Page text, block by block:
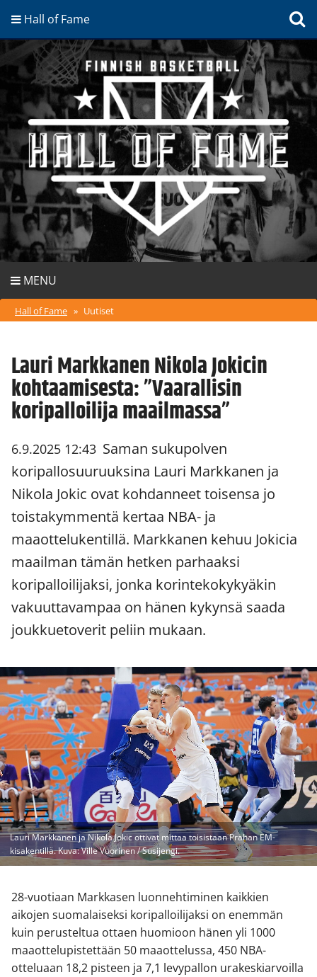
Hall of Fame
MENU
Hall of Fame » Uutiset
Lauri Markkanen Nikola Jokicin
kohtaamisesta: ”Vaarallisin
koripalloilija maailmassa”
6.9.2025 12:43 Saman sukupolven
koripallosuuruuksina Lauri Markkanen ja
Nikola Jokic ovat kohdanneet toisensa jo
toistakymmentä kertaa NBA- ja
maaottelukentillä. Markkanen kehuu Jokicia
maailman tämän hetken parhaaksi
koripalloilijaksi, jonka korintekokykyäkin
vakuuttavampaa on hänen kykynsä saada
joukkuetoverit peliin mukaan.
Lauri Markkanen ja Nikola Jokic ottivat mittaa toisistaan Prahan EM-
kisakentillä. Kuva: Ville Vuorinen / Susijengi.
28-vuotiaan Markkasen luonnehtiminen kaikkien
aikojen suomalaiseksi koripalloilijaksi on enemmän
kuin perusteltua ottaen huomioon hänen yli 1000
maaottelupistettään 50 maaottelussa, 450 NBA-
otteluaan 18,2 pisteen ja 7,1 levypallon urakeskiarvoilla